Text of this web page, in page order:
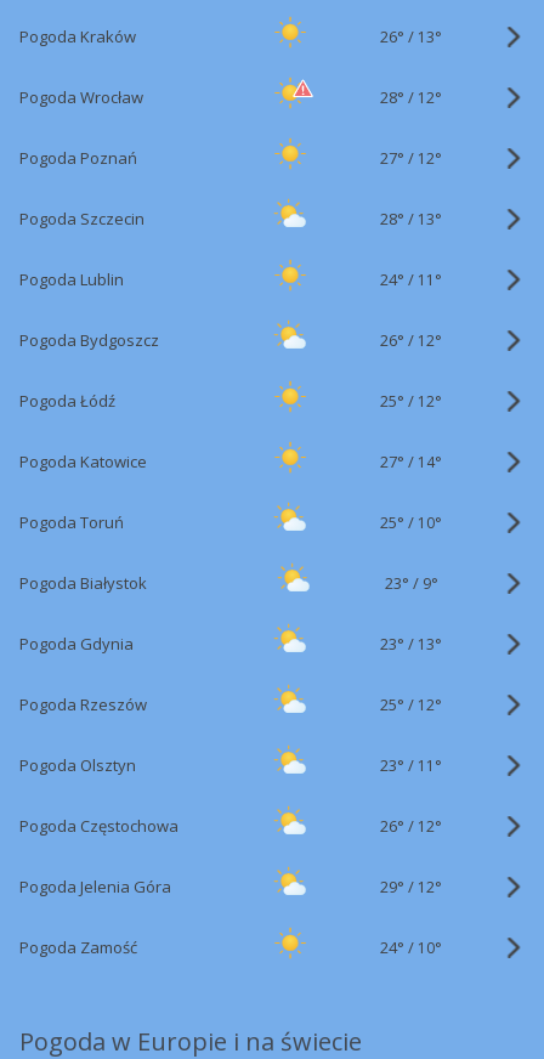
Pogoda Kraków 26° / 13°
Pogoda Wrocław 28° / 12°
Pogoda Poznań 27° / 12°
Pogoda Szczecin 28° / 13°
Pogoda Lublin 24° / 11°
Pogoda Bydgoszcz 26° / 12°
Pogoda Łódź 25° / 12°
Pogoda Katowice 27° / 14°
Pogoda Toruń 25° / 10°
Pogoda Białystok 23° / 9°
Pogoda Gdynia 23° / 13°
Pogoda Rzeszów 25° / 12°
Pogoda Olsztyn 23° / 11°
Pogoda Częstochowa 26° / 12°
Pogoda Jelenia Góra 29° / 12°
Pogoda Zamość 24° / 10°
Pogoda w Europie i na świecie